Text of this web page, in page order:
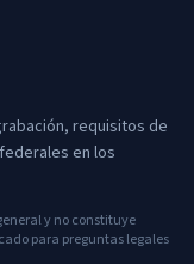
requisitos de
en los
y no constituye
para preguntas legales